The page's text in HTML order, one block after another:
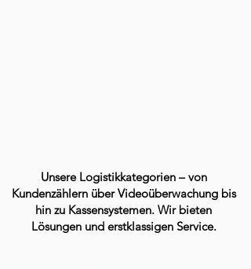
Unsere Logistikkategorien – von
Kundenzählern über Videoüberwachung bis
hin zu Kassensystemen. Wir bieten
Lösungen und erstklassigen Service.